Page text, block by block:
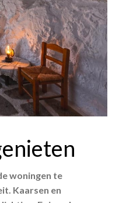
woningen te
Kaarsen en